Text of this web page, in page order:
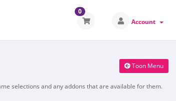
0
Account
Toon Menu
selections and any addons that are available for them.